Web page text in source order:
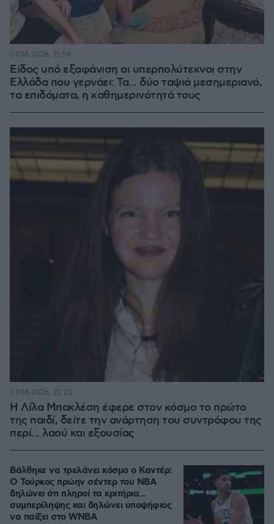
Είδος υπό εξαφάνιση οι υπερπολύτεκνοι στην
Ελλάδα που γερνάει: Τα... δύο ταψιά μεσημεριανό,
τα επιδόματα, η καθημερινότητά τους
07.08.2026, 15:59
Η Λίλα Μπακλέση έφερε στον κόσμο το πρώτο
της παιδί, δείτε την ανάρτηση του συντρόφου της
περί... λαού και εξουσίας
07.08.2026, 22:23
Βάλθηκε να τρελάνει κόσμο ο Καντέρ:
Ο Τούρκος πρώην σέντερ του NBA
δηλώνει ότι πληροί τα κριτήρια...
συμπερίληψης και δηλώνει υποψήφιος
να παίξει στο WNBA